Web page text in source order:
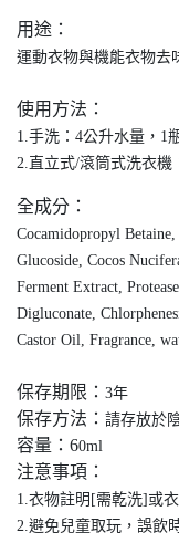
用途：
運動衣物與機能衣物去
使用方法：
1.手洗：4公升水量，1
2.直立式/滾筒式洗衣機
全成分：
Cocamidopropyl
Glucoside, Cocos
Ferment Extract,
Digluconate,
Castor Oil, Fragrance,
保存期限： 3年
保存方法： 請存放於
容量：60ml
注意事項：
1.衣物註明[需乾洗]或
2.避免兒童取玩，誤飲